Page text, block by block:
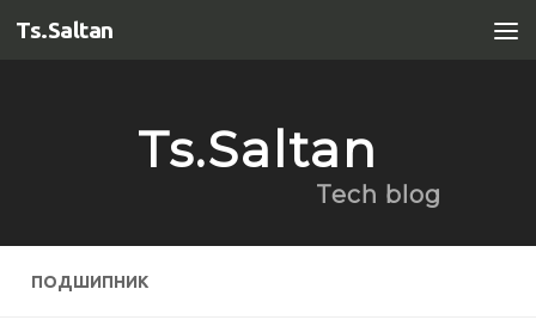
Перейти к содержимому
Ts.Saltan
Ts.Saltan
Tech blog
ПОДШИПНИК